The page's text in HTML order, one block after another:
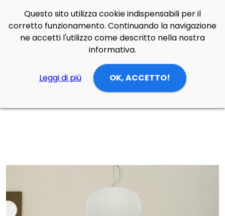
Side Navigation CercaContatti
Login
Prodotti Lampade Sospensione
Lampada da sospensione Spokes 3 led di Foscarini in acciaio e alluminio verniciati
Questo sito utilizza cookie indispensabili per il
corretto funzionamento. Continuando la navigazione
ne accetti l'utilizzo come descritto nella nostra
informativa.
Leggi di più OK, ACCETTO!